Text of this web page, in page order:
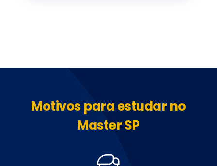
Motivos para estudar no
Master SP